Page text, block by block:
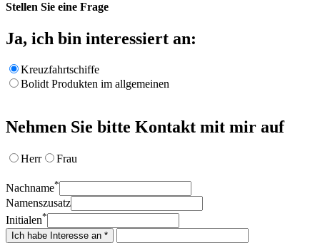
Stellen Sie eine Frage
Ja, ich bin interessiert an:
Kreuzfahrtschiffe
Bolidt Produkten im allgemeinen
Nehmen Sie bitte Kontakt mit mir auf
Herr Frau
Nachname*
Namenszusatz
Initialen*
Ich habe Interesse an *